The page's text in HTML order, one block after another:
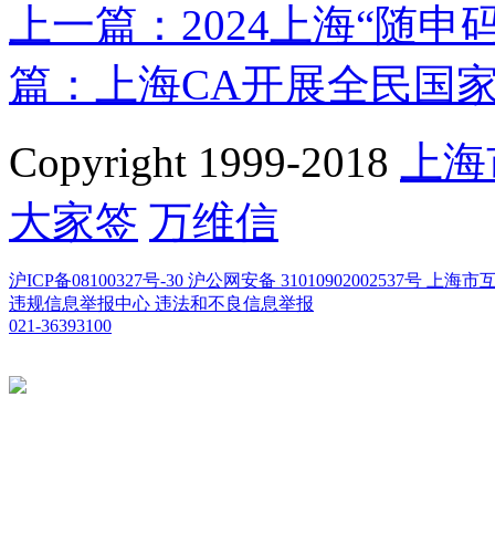
上一篇：2024上海“随
篇：上海CA开展全民国
Copyright 1999-2018
上
大家签 万维信
沪ICP备08100327号-30 沪公网安备 31010902002537号
上海市
违规信息举报中心 违法和不良信息举报
021-36393100